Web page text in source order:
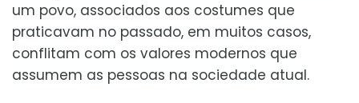
um povo, associados aos costumes que
praticavam no passado, em muitos casos,
conflitam com os valores modernos que
assumem as pessoas na sociedade atual.